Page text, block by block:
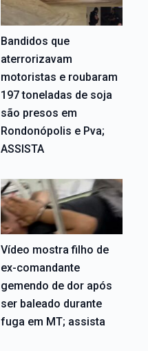
Bandidos que
aterrorizavam
motoristas e roubaram
197 toneladas de soja
são presos em
Rondonópolis e Pva;
ASSISTA
Vídeo mostra filho de
ex-comandante
gemendo de dor após
ser baleado durante
fuga em MT; assista